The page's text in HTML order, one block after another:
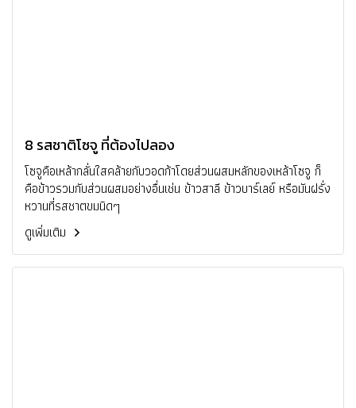
8 รสชาติโซจู ที่ต้องไปลอง
โซจูคือเหล้ากลั่นใสคล้ายกับวอดก้าโดยส่วนผสมหลักของเหล้าโซจู ก็
คือข้าวรวมกับส่วนผสมอย่างอื่นเช่น ข้าวสาลี ข้าวบาร์เลย์ หรือมันฝรั่ง
หวานที่รสชาตขมนิดๆ
ดูเพิ่มเติม